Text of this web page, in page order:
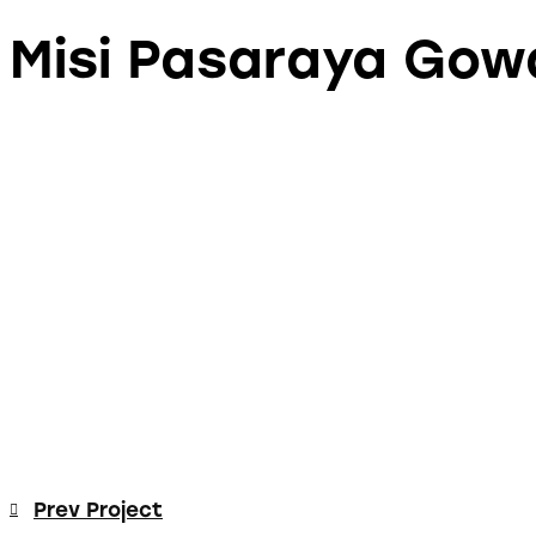
Misi Pasaraya
Prev Project